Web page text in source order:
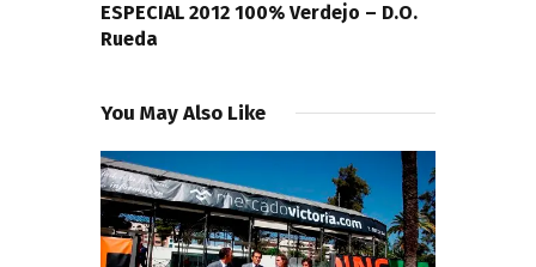
ESPECIAL 2012 100% Verdejo – D.O.
Rueda
You May Also Like